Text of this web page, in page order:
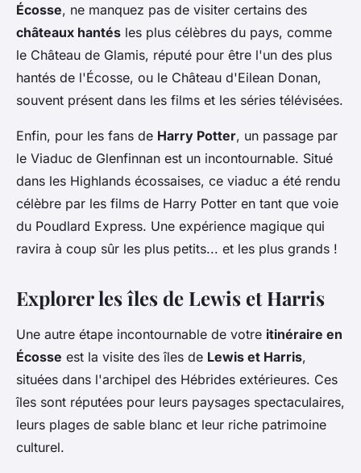
Écosse, ne manquez pas de visiter certains des
châteaux hantés les plus célèbres du pays, comme
le Château de Glamis, réputé pour être l'un des plus
hantés de l'Écosse, ou le Château d'Eilean Donan,
souvent présent dans les films et les séries télévisées.
Enfin, pour les fans de Harry Potter, un passage par
le Viaduc de Glenfinnan est un incontournable. Situé
dans les Highlands écossaises, ce viaduc a été rendu
célèbre par les films de Harry Potter en tant que voie
du Poudlard Express. Une expérience magique qui
ravira à coup sûr les plus petits... et les plus grands !
Explorer les îles de Lewis et Harris
Une autre étape incontournable de votre itinéraire en
Écosse est la visite des îles de Lewis et Harris,
situées dans l'archipel des Hébrides extérieures. Ces
îles sont réputées pour leurs paysages spectaculaires,
leurs plages de sable blanc et leur riche patrimoine
culturel.